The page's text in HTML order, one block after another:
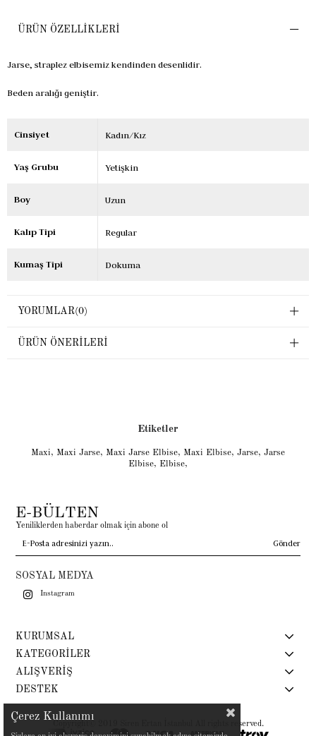
ÜRÜN ÖZELLIKLERI
Jarse, straplez elbisemiz kendinden desenlidir.
Beden aralığı geniştir.
Cinsiyet Kadın/Kız
Yaş Grubu Yetişkin
Boy Uzun
Kalıp Tipi Regular
Kumaş Tipi Dokuma
YORUMLAR(0)
ÜRÜN ÖNERILERI
Etiketler
Maxi, Maxi Jarse, Maxi Jarse Elbise, Maxi Elbise, Jarse, Jarse
Elbise, Elbise,
E-BÜLTEN
Yeniliklerden haberdar olmak için abone ol
Gönder
SOSYAL MEDYA
Instagram
KURUMSAL
KATEGORİLER
ALIŞVERİŞ
DESTEK
Copyright© 2019 Siren Ertan İstanbul All rights reserved.
Çerez Kullanımı